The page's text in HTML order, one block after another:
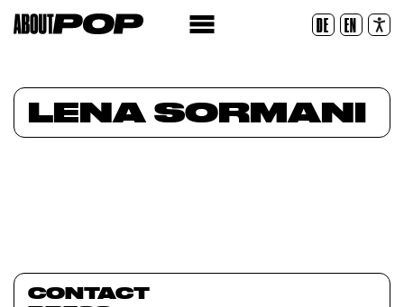
DE EN
Réinitialiser
LENA SORMANI
CONTACT